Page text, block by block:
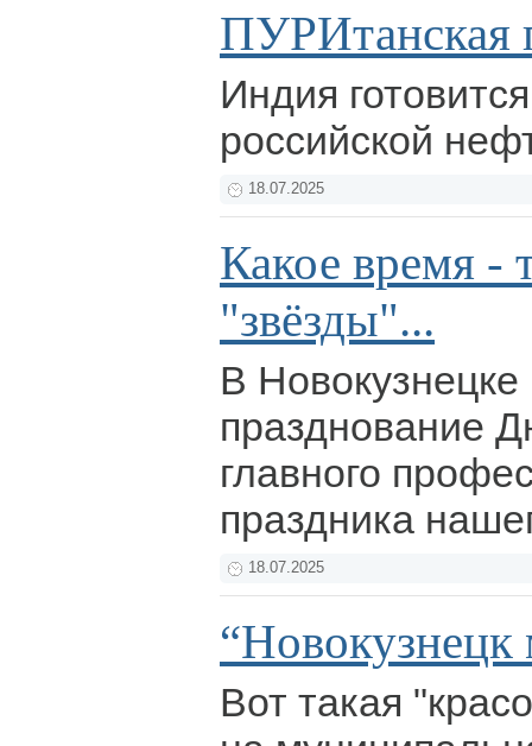
ПУРИтанская
Индия
российской
18.07.2025
Какое время -
"звёзды"...
В Новокузнецке
празднование
главного
праздника
18.07.2025
Вот такая